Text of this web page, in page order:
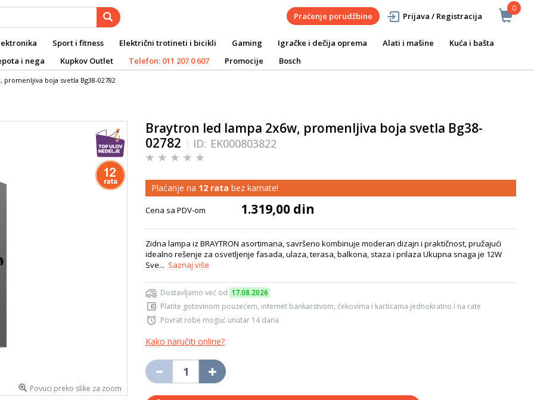
0
Praćenje porudžbine Prijava / Registracija
Sport i fitness Električni trotineti i bicikli Gaming Igračke i dečija oprema Alati i mašine
Kuća i bašta
i nega
Kupkov Outlet Telefon: 011 207 0 607 Promocije Bosch
boja svetla Bg38-02782
Povuci preko slike za zoom
Braytron led lampa 2x6w, promenljiva boja svetla Bg38-
02782
ID: EK000803822
Plaćanje na 12 rata bez kamate!
Cena sa PDV-om 1.319,00 din
Zidna lampa iz BRAYTRON asortimana, savršeno kombinuje moderan dizajn i praktičnost, pružajući
idealno rešenje za osvetljenje fasada, ulaza, terasa, balkona, staza i prilaza Ukupna snaga je 12W
Sve... Saznaj više
Dostavljamo već od 17.08.2026
Platite gotovinom pouzećem, internet bankarstvom, čekovima i karticama jednokratno i na rate
Povrat robe moguć unutar 14 dana
Kako naručiti online?